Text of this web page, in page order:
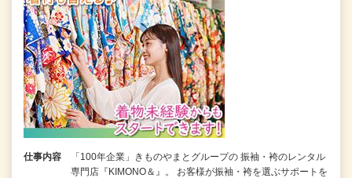
仕事内容
「100年企業」きものやまとグループの 振袖・袴のレンタル
専門店『KIMONO＆』。 お客様が振袖・袴を選ぶサポートを